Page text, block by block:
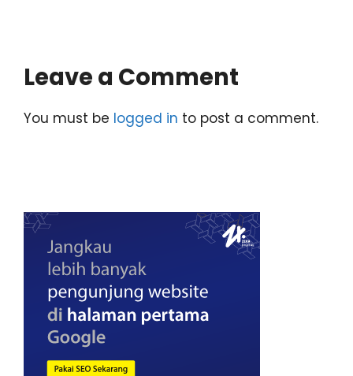
Leave a Comment
You must be logged in to post a comment.